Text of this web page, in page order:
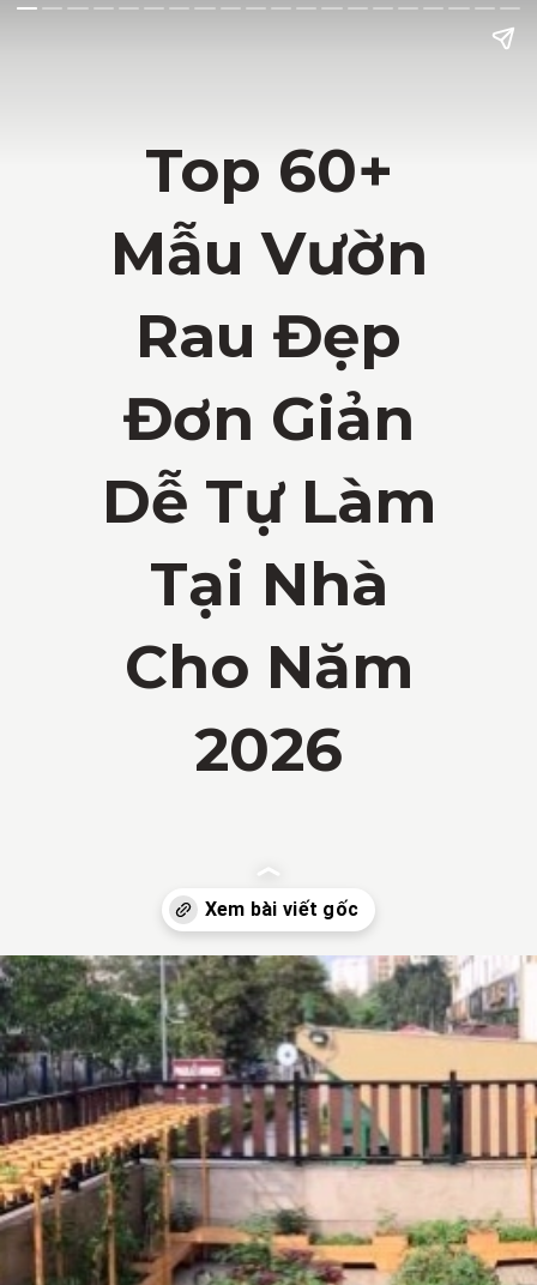
Top 60+
Mẫu Vườn
Rau Đẹp
Đơn Giản
Dễ Tự Làm
Tại Nhà
Cho Năm
2026
Đang mở https://vietnamxua.edu.vn/mau-vuon-rau-dep-tai-nha